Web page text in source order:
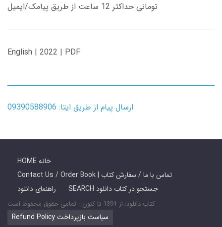
تومانی حداکثر 12 ساعت از طریق پیامک/ایمیل
English | 2022 | PDF
ارسال پیام از طریق ایتا: 09390588906
HOME خانه
Contact Us / Order Book | تماس با ما / سفارش کتاب
راهنمای دانلود
SEARCH جستجو در کتاب دانلود
کتاب دانلود: از 1391 تا کنون - تمامی حقوق محفوظ است
Refund Policy سیاست بازپرداخت